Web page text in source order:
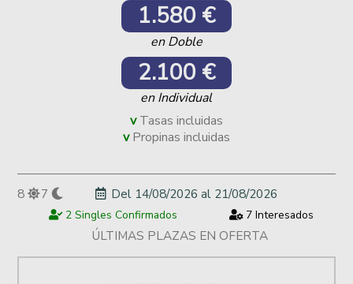
1.580 €
en Doble
2.100 €
en Individual
Tasas incluidas
Propinas incluidas
8 7 Del 14/08/2026 al 21/08/2026
2 Singles Confirmados 7 Interesados
ÚLTIMAS PLAZAS EN OFERTA